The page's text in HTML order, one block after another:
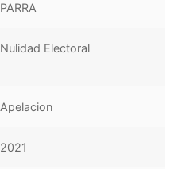
PARRA
Nulidad Electoral
Apelacion
2021